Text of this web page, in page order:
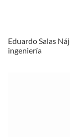
Eduardo Salas
ingeniería